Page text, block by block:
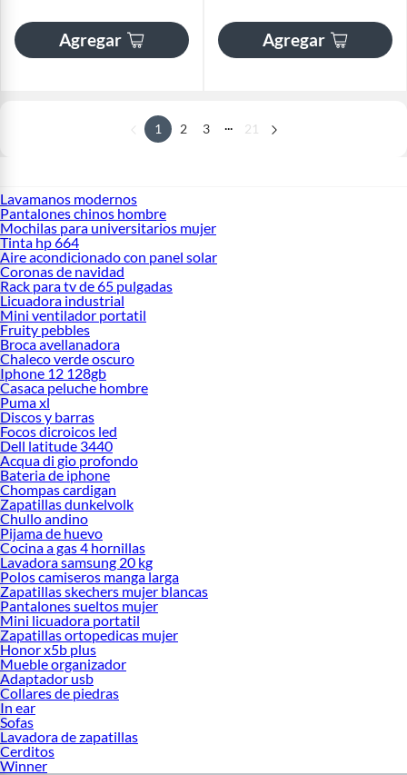
Agregar Agregar
1 2 3 ... 21
Lavamanos modernos
Pantalones chinos hombre
Mochilas para universitarios mujer
Tinta hp 664
Aire acondicionado con panel solar
Coronas de navidad
Rack para tv de 65 pulgadas
Licuadora industrial
Mini ventilador portatil
Fruity pebbles
Broca avellanadora
Chaleco verde oscuro
Iphone 12 128gb
Casaca peluche hombre
Puma xl
Discos y barras
Focos dicroicos led
Dell latitude 3440
Acqua di gio profondo
Bateria de iphone
Chompas cardigan
Zapatillas dunkelvolk
Chullo andino
Pijama de huevo
Cocina a gas 4 hornillas
Lavadora samsung 20 kg
Polos camiseros manga larga
Zapatillas skechers mujer blancas
Pantalones sueltos mujer
Mini licuadora portatil
Zapatillas ortopedicas mujer
Honor x5b plus
Mueble organizador
Adaptador usb
Collares de piedras
In ear
Sofas
Lavadora de zapatillas
Cerditos
Winner